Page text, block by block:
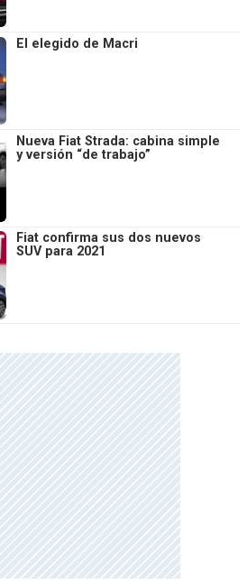
El elegido de Macri
Nueva Fiat Strada: cabina simple
y versión “de trabajo”
Fiat confirma sus dos nuevos
SUV para 2021